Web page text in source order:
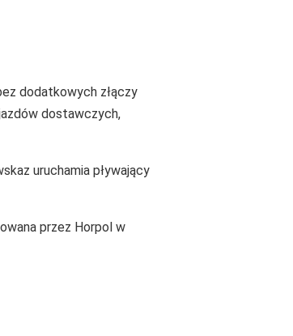
dodatkowych złączy
dostawczych,
uruchamia pływający
przez Horpol w